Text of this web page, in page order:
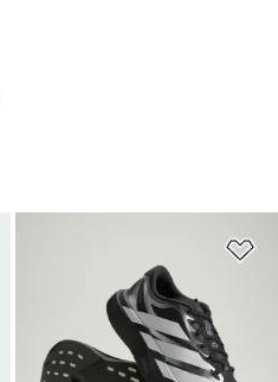
Pridať do zoznamu želaných